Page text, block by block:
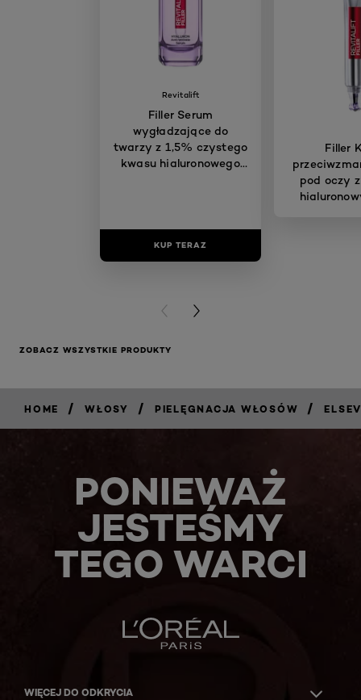
Revitalift
Filler Serum
wygładzające do
twarzy z 1,5% czystego
kwasu hialuronowego
KUP TERAZ
Filler
pod oczy
PREVIOUS CARD
NEXT CARD
ZOBACZ WSZYSTKIE PRODUKTY
HOME / WŁOSY / PIELĘGNACJA WŁOSÓW /
PONIEWAŻ
JESTEŚMY
TEGO WARCI
WIĘCEJ DO ODKRYCIA